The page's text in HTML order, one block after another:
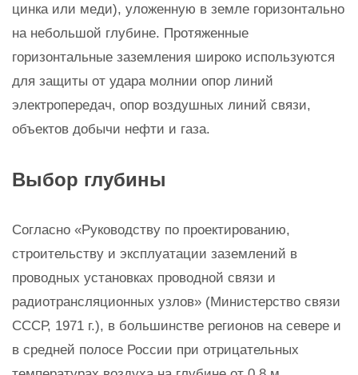
цинка или меди), уложенную в земле горизонтально
на небольшой глубине. Протяженные
горизонтальные заземления широко используются
для защиты от удара молнии опор линий
электропередач, опор воздушных линий связи,
объектов добычи нефти и газа.
Выбор глубины
Согласно «Руководству по проектированию,
строительству и эксплуатации заземлений в
проводных установках проводной связи и
радиотрансляционных узлов» (Министерство связи
СССР, 1971 г.), в большинстве регионов на севере и
в средней полосе России при отрицательных